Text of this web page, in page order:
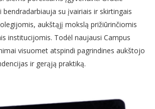
su įvairiais ir skirtingais
aukštąjį mokslą prižiūrinčiomis
institucijomis. Todėl naujausi Campus
visuomet atspindi pagrindines aukštojo
ir gerąją praktiką.